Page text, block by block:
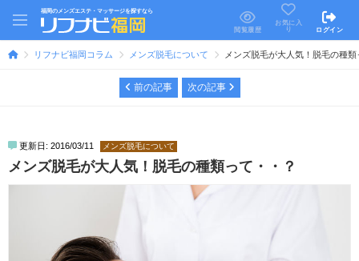
福岡のメンズエステ・マッサージを探すなら
閲覧履歴
お気に入
り
ログイン
リフナビ福岡コラム メンズ脱毛について メンズ脱毛が大人気！脱毛の種
前の記事 次の記事
更新日: 2016/03/11 メンズ脱毛について
メンズ脱毛が大人気！脱毛の種類って・・？